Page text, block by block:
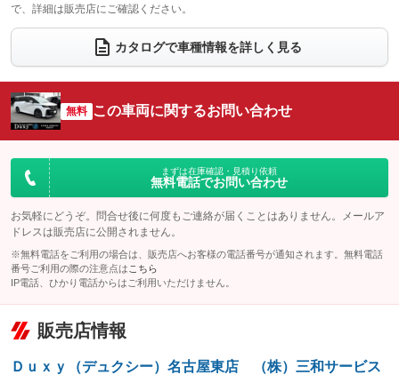
ウォークスルー
：装備あり
電動リアゲート フロントカメラ
：装備あり
：装備あり ：装備あり
サイドカメラ
：装備あり ルーフレール
：装備なし
：装備なし
：装備あり
で、詳細は販売店にご確認ください。
カタログで車種情報を詳しく見る
無料 この車両に関するお問い合わせ
まずは在庫確認・見積り依頼
無料電話でお問い合わせ
お気軽にどうぞ。問合せ後に何度もご連絡が届くことはありません。メールア
ドレスは販売店に公開されません。
※無料電話をご利用の場合は、販売店へお客様の電話番号が通知されます。無料電話
番号ご利用の際の注意点は こちら
IP電話、ひかり電話からはご利用いただけません。
販売店情報
Ｄｕｘｙ（デュクシー）名古屋東店 （株）三和サービス